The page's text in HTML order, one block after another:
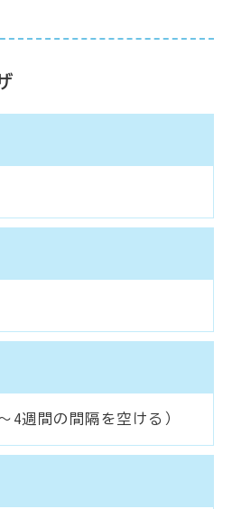
4週間の間隔を空ける）